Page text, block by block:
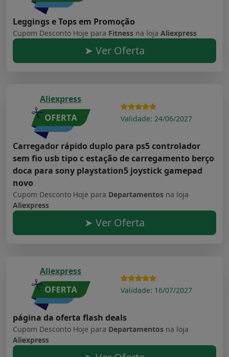
Leggings e Tops em Promoção
Cupom Desconto Hoje para Fitness na loja Aliexpress
➤ Ver Oferta
Aliexpress
Validade: 24/06/2027
Carregador rápido duplo para ps5 controlador
sem fio usb tipo c estação de carregamento berço
doca para sony playstation5 joystick gamepad
novo
Cupom Desconto Hoje para Departamentos na loja
Aliexpress
➤ Ver Oferta
Aliexpress
Validade: 16/07/2027
página da oferta flash deals
Cupom Desconto Hoje para Departamentos na loja
Aliexpress